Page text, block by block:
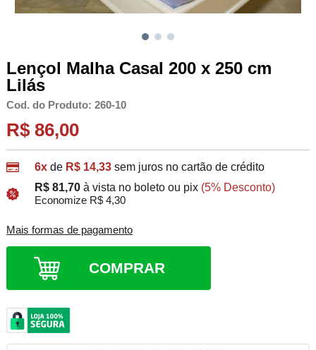
Lençol Malha Casal 200 x 250 cm
Lilás
Cod. do Produto: 260-10
R$ 86,00
6xde R$ 14,33 sem juros no cartão de crédito
R$ 81,70 à vista no boleto ou pix (5% Desconto)
Economize R$ 4,30
Mais formas de pagamento
COMPRAR